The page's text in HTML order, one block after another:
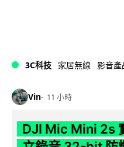
3C科技 家居無線 影音產
Vin 11 小時
DJI Mic Mini 2s